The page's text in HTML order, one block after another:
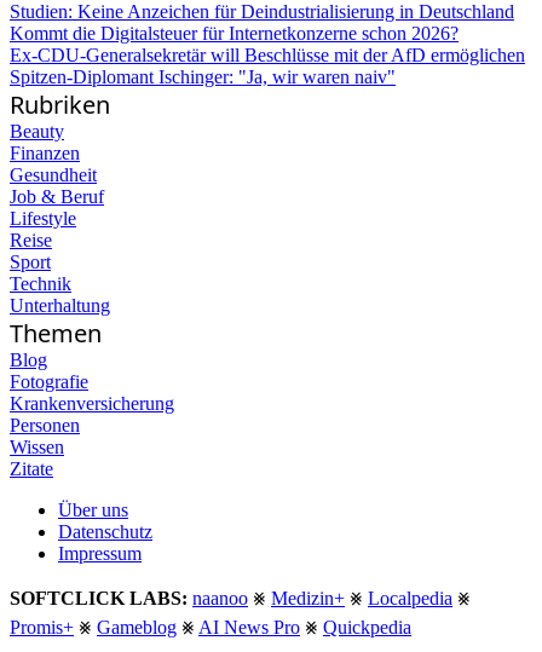
Studien: Keine Anzeichen für Deindustrialisierung in Deutschland
Kommt die Digitalsteuer für Internetkonzerne schon 2026?
Ex-CDU-Generalsekretär will Beschlüsse mit der AfD ermöglichen
Spitzen-Diplomant Ischinger: "Ja, wir waren naiv"
Rubriken
Beauty
Finanzen
Gesundheit
Job & Beruf
Lifestyle
Reise
Sport
Technik
Unterhaltung
Themen
Blog
Fotografie
Krankenversicherung
Personen
Wissen
Zitate
Über uns
Datenschutz
Impressum
SOFTCLICK LABS: naanoo ⨳ Medizin+ ⨳ Localpedia ⨳
Promis+ ⨳ Gameblog ⨳ AI News Pro ⨳ Quickpedia